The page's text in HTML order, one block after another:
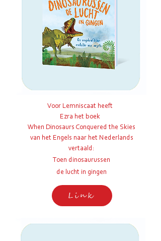
Voor Lemniscaat heeft
Ezra het boek
When Dinosaurs Conquered the Skies
van het Engels naar het Nederlands
vertaald:
Toen dinosaurussen
de lucht in gingen
Link